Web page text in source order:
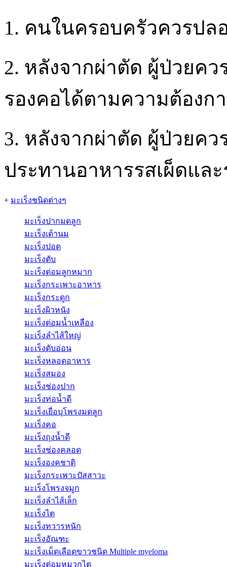
1. คนในครอบครัวควรปล
2. หลังจากผ่าตัด ผู้ป่วยค
รองคอได้ตามความต้องก
3. หลังจากผ่าตัด ผู้ป่วยค
ประทานอาหารรสเผ็ดแล
+ มะเร็งชนิดต่างๆ
มะเร็งปากมดลูก
มะเร็งเต้านม
มะเร็งปอด
มะเร็งตับ
มะเร็งต่อมลูกหมาก
มะเร็งกระเพาะอาหาร
มะเร็งกระดูก
มะเร็งผิวหนัง
มะเร็งต่อมน้ำเหลือง
มะเร็งลำไส้ใหญ่
มะเร็งตับอ่อน
มะเร็งหลอดอาหาร
มะเร็งสมอง
มะเร็งช่องปาก
มะเร็งท่อน้ำดี
มะเร็งเยื่อบุโพรงมดลูก
มะเร็งคอ
มะเร็งถุงน้ำดี
มะเร็งช่องคลอด
มะเร็งองคชาติ
มะเร็งกระเพาะปัสสาวะ
มะเร็งโพรงจมูก
มะเร็งลำไส้เล็ก
มะเร็งไต
มะเร็งทวารหนัก
มะเร็งอัณฑะ
มะเร็งเม็ดเลือดขาวชนิด Multiple myeloma
มะเร็งต่อมหมวกไต